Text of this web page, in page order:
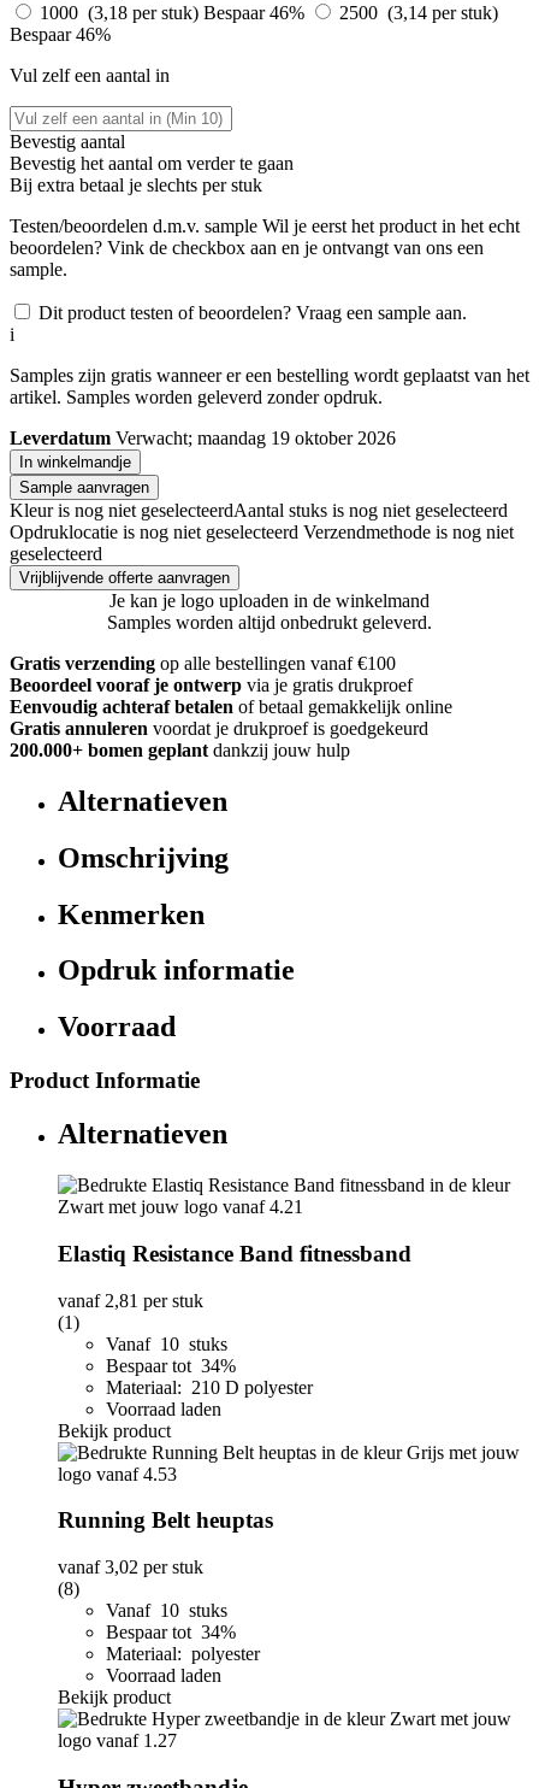
1000 (3,18 per stuk) Bespaar 46%
2500 (3,14 per stuk)
Bespaar 46%
Vul zelf een aantal in
Bevestig aantal
Bevestig het aantal om verder te gaan
Bij extra betaal je slechts per stuk
Testen/beoordelen d.m.v. sample Wil je eerst het product in het echt
beoordelen? Vink de checkbox aan en je ontvangt van ons een
sample.
Dit product testen of beoordelen? Vraag een sample aan.
i
Samples zijn gratis wanneer er een bestelling wordt geplaatst van het
artikel. Samples worden geleverd zonder opdruk.
Leverdatum Verwacht; maandag 19 oktober 2026
In winkelmandje
Sample aanvragen
Kleur is nog niet geselecteerdAantal stuks is nog niet geselecteerd
Opdruklocatie is nog niet geselecteerd Verzendmethode is nog niet
geselecteerd
Vrijblijvende offerte aanvragen
Je kan je logo uploaden in de winkelmand
Samples worden altijd onbedrukt geleverd.
Gratis verzending op alle bestellingen vanaf €100
Beoordeel vooraf je ontwerp via je gratis drukproef
Eenvoudig achteraf betalen of betaal gemakkelijk online
Gratis annuleren voordat je drukproef is goedgekeurd
200.000+ bomen geplant dankzij jouw hulp
Alternatieven
Omschrijving
Kenmerken
Opdruk informatie
Voorraad
Product Informatie
Alternatieven
Elastiq Resistance Band fitnessband
vanaf 2,81 per stuk
(1)
Vanaf 10 stuks
Bespaar tot 34%
Materiaal: 210 D polyester
Voorraad laden
Bekijk product
Running Belt heuptas
vanaf3,02 per stuk
(8)
Vanaf 10 stuks
Bespaar tot 34%
Materiaal: polyester
Voorraad laden
Bekijk product